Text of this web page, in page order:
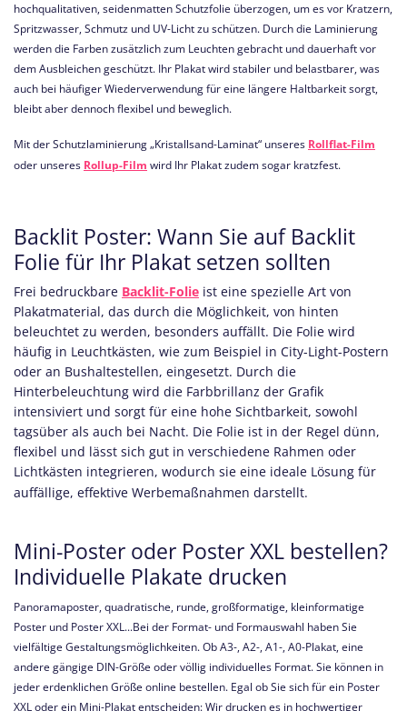
hochqualitativen, seidenmatten Schutzfolie überzogen, um es vor Kratzern,
Spritzwasser, Schmutz und UV-Licht zu schützen. Durch die Laminierung
werden die Farben zusätzlich zum Leuchten gebracht und dauerhaft vor
dem Ausbleichen geschützt. Ihr Plakat wird stabiler und belastbarer, was
auch bei häufiger Wiederverwendung für eine längere Haltbarkeit sorgt,
bleibt aber dennoch flexibel und beweglich.
Mit der Schutzlaminierung „Kristallsand-Laminat“ unseres Rollflat-Film
oder unseres Rollup-Film wird Ihr Plakat zudem sogar kratzfest.
Backlit Poster: Wann Sie auf Backlit
Folie für Ihr Plakat setzen sollten
Frei bedruckbare Backlit-Folie ist eine spezielle Art von
Plakatmaterial, das durch die Möglichkeit, von hinten
beleuchtet zu werden, besonders auffällt. Die Folie wird
häufig in Leuchtkästen, wie zum Beispiel in City-Light-Postern
oder an Bushaltestellen, eingesetzt. Durch die
Hinterbeleuchtung wird die Farbbrillanz der Grafik
intensiviert und sorgt für eine hohe Sichtbarkeit, sowohl
tagsüber als auch bei Nacht. Die Folie ist in der Regel dünn,
flexibel und lässt sich gut in verschiedene Rahmen oder
Lichtkästen integrieren, wodurch sie eine ideale Lösung für
auffällige, effektive Werbemaßnahmen darstellt.
Mini-Poster oder Poster XXL bestellen?
Individuelle Plakate drucken
Panoramaposter, quadratische, runde, großformatige, kleinformatige
Poster und Poster XXL...Bei der Format- und Formauswahl haben Sie
vielfältige Gestaltungsmöglichkeiten. Ob A3-, A2-, A1-, A0-Plakat, eine
andere gängige DIN-Größe oder völlig individuelles Format. Sie können in
jeder erdenklichen Größe online bestellen. Egal ob Sie sich für ein Poster
XXL oder ein Mini-Plakat entscheiden: Wir drucken es in hochwertiger